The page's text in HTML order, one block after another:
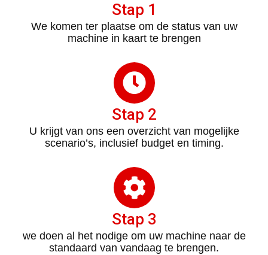
Stap 1
We komen ter plaatse om de status van uw
machine in kaart te brengen
Stap 2
U krijgt van ons een overzicht van mogelijke
scenario’s, inclusief budget en timing.
Stap 3
we doen al het nodige om uw machine naar de
standaard van vandaag te brengen.